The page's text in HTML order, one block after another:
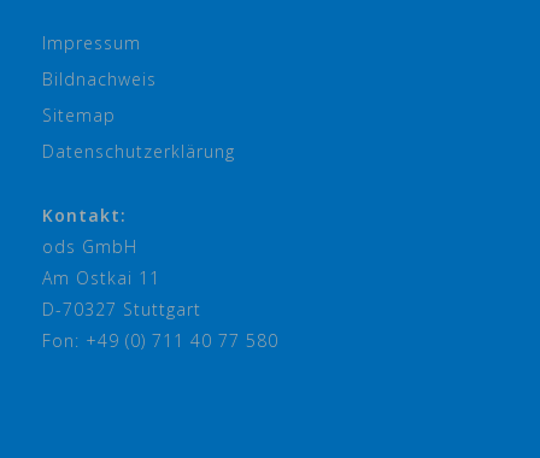
Impressum
Bildnachweis
Sitemap
Datenschutzerklärung
Kontakt:
ods GmbH
Am Ostkai 11
D-70327 Stuttgart
Fon: +49 (0) 711 40 77 580